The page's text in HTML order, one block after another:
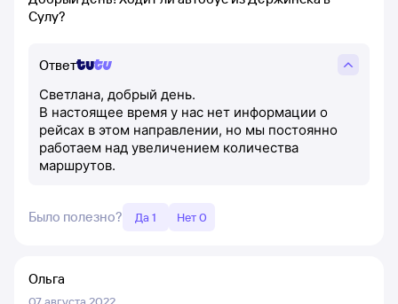
Сулу?
Ответ
Светлана, добрый день.
В настоящее время у нас нет информации о
рейсах в этом направлении, но мы постоянно
работаем над увеличением количества
маршрутов.
Было полезно? Да 1 Нет 0
Ольга